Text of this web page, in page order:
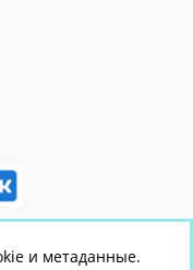
и метаданные.